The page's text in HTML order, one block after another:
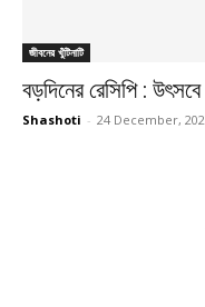
জীবনের খুঁটিনাটি
বড়দিনের রেসিপি :
Shashoti - 24 December,